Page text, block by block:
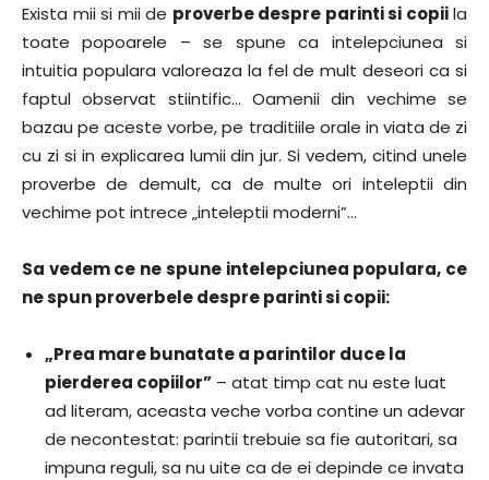
Exista mii si mii de proverbe despre parinti si copiila
toate popoarele – se spune ca intelepciunea si
intuitia populara valoreaza la fel de mult deseori ca si
faptul observat stiintific… Oamenii din vechime se
bazau pe aceste vorbe, pe traditiile orale in viata de zi
cu zi si in explicarea lumii din jur. Si vedem, citind unele
proverbe de demult, ca de multe ori inteleptii din
vechime pot intrece „inteleptii moderni”…
Sa vedem ce ne spune intelepciunea populara, ce
ne spun proverbele despre parinti si copii:
„Prea mare bunatate a parintilor duce la
pierderea copiilor” – atat timp cat nu este luat
ad literam, aceasta veche vorba contine un adevar
de necontestat: parintii trebuie sa fie autoritari, sa
impuna reguli, sa nu uite ca de ei depinde ce invata